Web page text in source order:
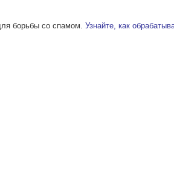
борьбы со спамом.Узнайте, как